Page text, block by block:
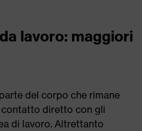
lavoro: maggiori
del corpo che rimane
diretto con gli
di lavoro. Altrettanto